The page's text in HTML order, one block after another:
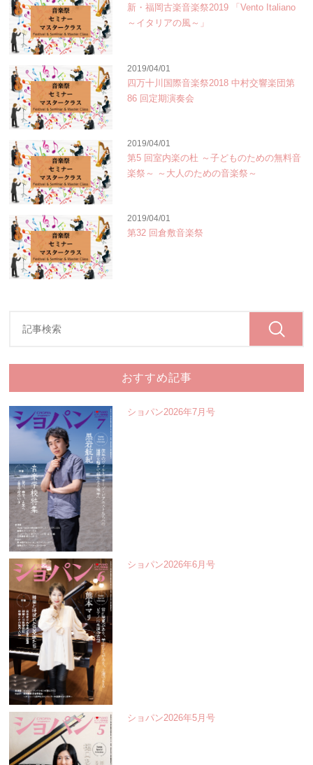
新・福岡古楽音楽祭2019 「Vento Italiano
～イタリアの風～」
2019/04/01
四万十川国際音楽祭2018 中村交響楽団第
86 回定期演奏会
2019/04/01
第5 回室内楽の杜 ～子どものための無料音
楽祭～ ～大人のための音楽祭～
2019/04/01
第32 回倉敷音楽祭
おすすめ記事
ショパン2026年7月号
ショパン2026年6月号
ショパン2026年5月号